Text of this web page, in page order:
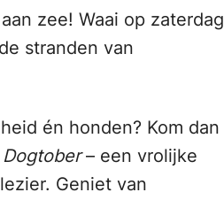
zee! Waai op zaterdag
stranden van
én honden? Kom dan
Dogtober– een vrolijke
Geniet van